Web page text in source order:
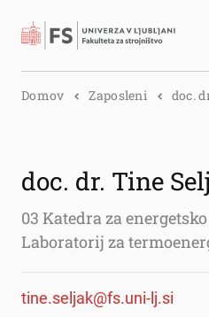
Išči
Domov Zaposleni doc.
doc. dr. Tine
03 Katedra za
Laboratorij za
tine.seljak@fs.uni-lj.si